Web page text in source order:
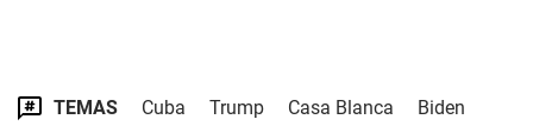
TEMAS Cuba Trump Casa Blanca Biden